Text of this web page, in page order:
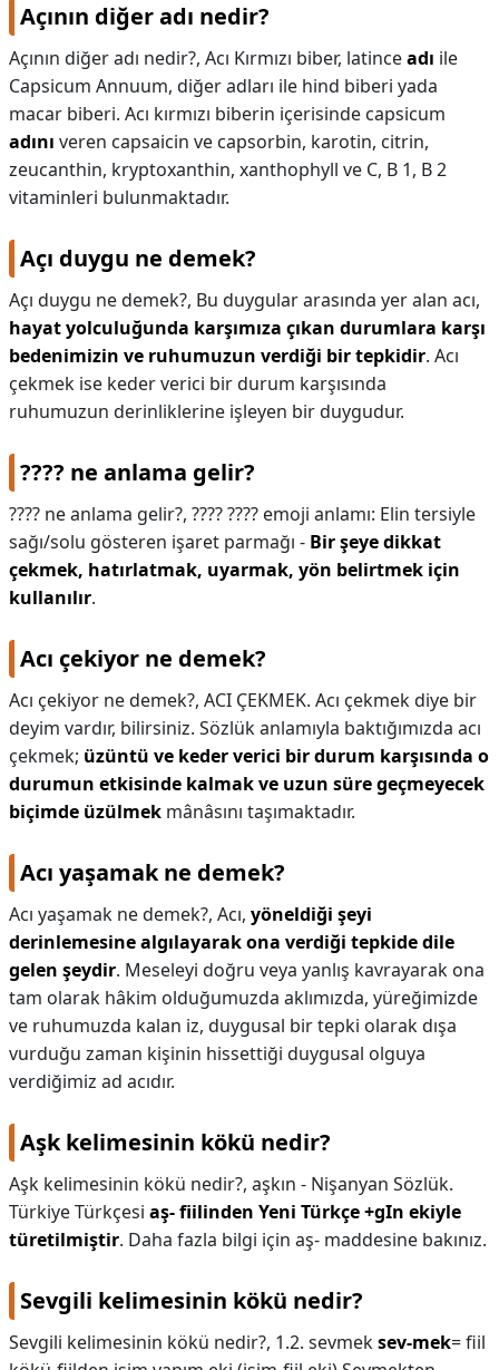
Açının diğer adı nedir?
Açının diğer adı nedir?, Acı Kırmızı biber, latinceadı ile
Capsicum Annuum, diğer adları ile hind biberi yada
macar biberi. Acı kırmızı biberin içerisinde capsicum
adını veren capsaicin ve capsorbin, karotin, citrin,
zeucanthin, kryptoxanthin, xanthophyll ve C, B 1, B 2
vitaminleri bulunmaktadır.
Açı duygu ne demek?
Açı duygu ne demek?, Bu duygular arasında yer alan acı,
hayat yolculuğunda karşımıza çıkan durumlara karşı
bedenimizin ve ruhumuzun verdiği bir tepkidir. Acı
çekmek ise keder verici bir durum karşısında
ruhumuzun derinliklerine işleyen bir duygudur.
???? ne anlama gelir?
???? ne anlama gelir?, ???? ???? emoji anlamı: Elin tersiyle
sağı/solu gösteren işaret parmağı - Bir şeye dikkat
çekmek, hatırlatmak, uyarmak, yön belirtmek için
kullanılır.
Acı çekiyor ne demek?
Acı çekiyor ne demek?, ACI ÇEKMEK. Acı çekmek diye bir
deyim vardır, bilirsiniz. Sözlük anlamıyla baktığımızda acı
çekmek; üzüntü ve keder verici bir durum karşısında o
durumun etkisinde kalmak ve uzun süre geçmeyecek
biçimde üzülmek mânâsını taşımaktadır.
Acı yaşamak ne demek?
Acı yaşamak ne demek?, Acı, yöneldiği şeyi
derinlemesine algılayarak ona verdiği tepkide dile
gelen şeydir. Meseleyi doğru veya yanlış kavrayarak ona
tam olarak hâkim olduğumuzda aklımızda, yüreğimizde
ve ruhumuzda kalan iz, duygusal bir tepki olarak dışa
vurduğu zaman kişinin hissettiği duygusal olguya
verdiğimiz ad acıdır.
Aşk kelimesinin kökü nedir?
Aşk kelimesinin kökü nedir?, aşkın - Nişanyan Sözlük.
Türkiye Türkçesi aş- fiilinden Yeni Türkçe +gIn ekiyle
türetilmiştir. Daha fazla bilgi için aş- maddesine bakınız.
Sevgili kelimesinin kökü nedir?
Sevgili kelimesinin kökü nedir?, 1.2. sevmeksev-mek= fiil